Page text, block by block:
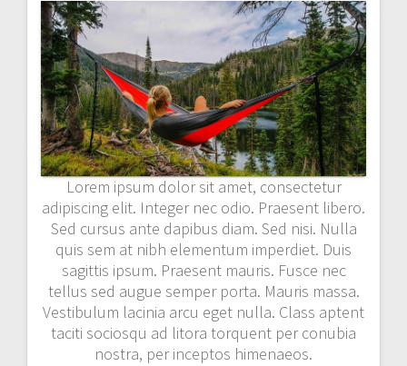
Lorem ipsum dolor sit amet, consectetur
adipiscing elit. Integer nec odio. Praesent libero.
Sed cursus ante dapibus diam. Sed nisi. Nulla
quis sem at nibh elementum imperdiet. Duis
sagittis ipsum. Praesent mauris. Fusce nec
tellus sed augue semper porta. Mauris massa.
Vestibulum lacinia arcu eget nulla. Class aptent
taciti sociosqu ad litora torquent per conubia
nostra, per inceptos himenaeos.